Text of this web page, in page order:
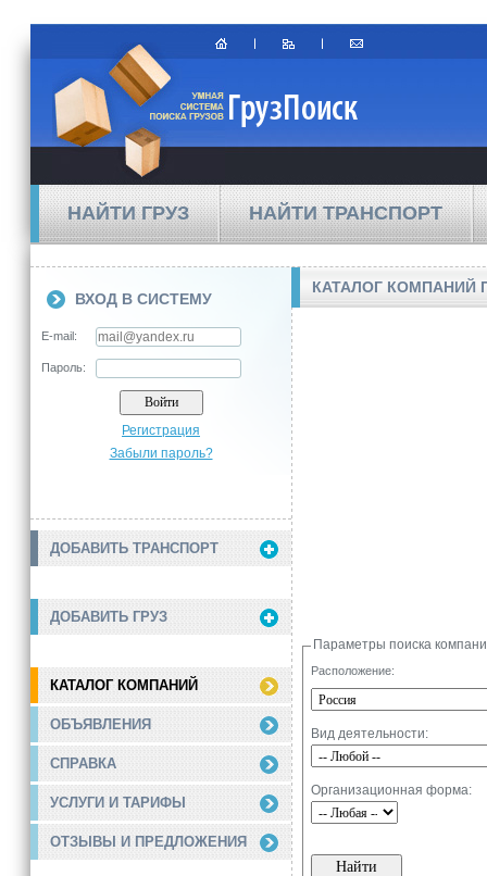
НАЙТИ ГРУЗ НАЙТИ ТРАНСПОРТ
ВХОД В СИСТЕМУ
E-mail:
Пароль:
Регистрация
Забыли пароль?
ДОБАВИТЬ ТРАНСПОРТ
ДОБАВИТЬ ГРУЗ
КАТАЛОГ КОМПАНИЙ
ОБЪЯВЛЕНИЯ
СПРАВКА
УСЛУГИ И ТАРИФЫ
ОТЗЫВЫ И ПРЕДЛОЖЕНИЯ
КАТАЛОГ КОМПАНИЙ
Параметры поиска
Расположение:
Вид деятельности:
Организационная форма: